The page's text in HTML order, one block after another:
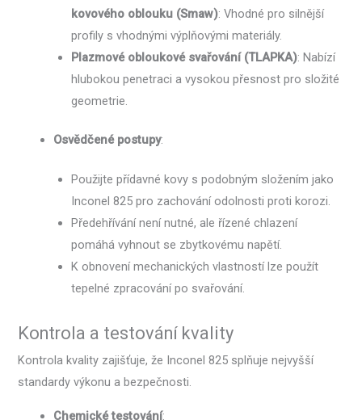
kovového oblouku (Smaw): Vhodné pro silnější
profily s vhodnými výplňovými materiály.
Plazmové obloukové svařování (TLAPKA): Nabízí
hlubokou penetraci a vysokou přesnost pro složité
geometrie.
Osvědčené postupy:
Použijte přídavné kovy s podobným složením jako
Inconel 825 pro zachování odolnosti proti korozi.
Předehřívání není nutné, ale řízené chlazení
pomáhá vyhnout se zbytkovému napětí.
K obnovení mechanických vlastností lze použít
tepelné zpracování po svařování.
Kontrola a testování kvality
Kontrola kvality zajišťuje, že Inconel 825 splňuje nejvyšší
standardy výkonu a bezpečnosti.
Chemické testování: